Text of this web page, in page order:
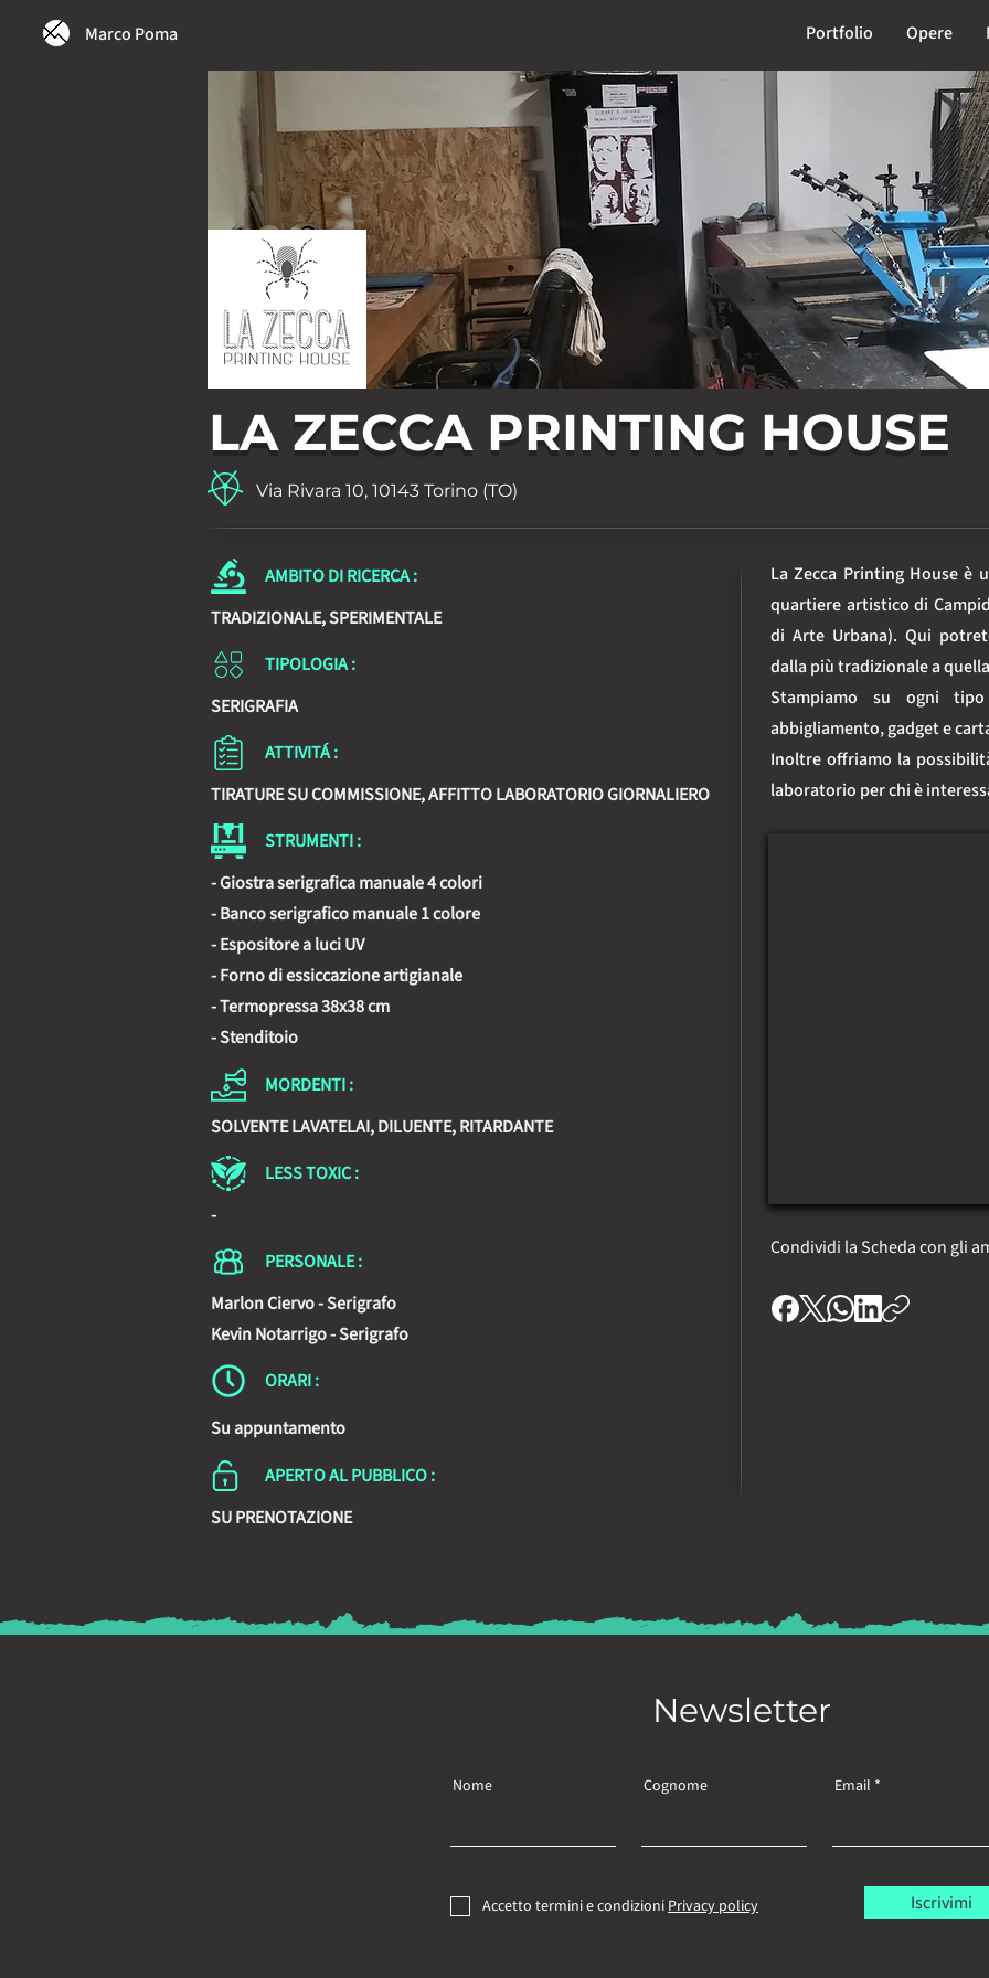
Marco Poma Portfolio Opere
LA ZECCA PRINTING HOUSE
Via Rivara 10, 10143 Torino (TO)
AMBITO DI RICERCA :
TRADIZIONALE, SPERIMENTALE
TIPOLOGIA :
SERIGRAFIA
ATTIVITÁ :
TIRATURE SU COMMISSIONE, AFFITTO LABORATORIO GIORNALIERO
STRUMENTI :
- Giostra serigrafica manuale 4 colori
- Banco serigrafico manuale 1 colore
- Espositore a luci UV
- Forno di essiccazione artigianale
- Termopressa 38x38 cm
- Stenditoio
MORDENTI :
SOLVENTE LAVATELAI, DILUENTE, RITARDANTE
LESS TOXIC :
-
PERSONALE :
Marlon Ciervo - Serigrafo
Kevin Notarrigo - Serigrafo
ORARI :
Su appuntamento
APERTO AL PUBBLICO :
SU PRENOTAZIONE
La Zecca Printing House è
quartiere artistico di
di Arte Urbana). Qui
dalla più tradizionale a
Stampiamo su ogni
abbigliamento, gadget e
Inoltre offriamo la
laboratorio per chi è
Condividi la Scheda con gli
Newsletter
Nome Cognome
Accetto termini e condizioniPrivacy policy
Email
Iscrivimi